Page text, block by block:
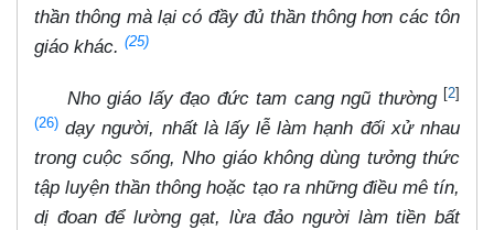
thần thông mà lại có đầy đủ thần thông hơn các tôn
giáo khác. (25)
Nho giáo lấy đạo đức tam cang ngũ thường [2]
(26) dạy người, nhất là lấy lễ làm hạnh đối xử nhau
trong cuộc sống, Nho giáo không dùng tưởng thức
tập luyện thần thông hoặc tạo ra những điều mê tín,
dị đoan để lường gạt, lừa đảo người làm tiền bất